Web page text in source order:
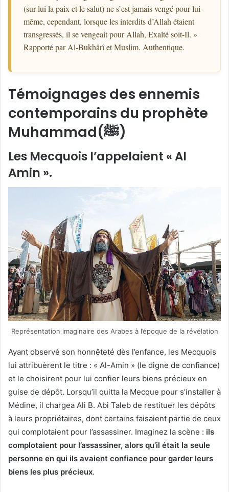
(sur lui la paix et le salut) ne s’est jamais vengé pour lui-
même, cependant, lorsque les interdits d’Allah étaient
transgressés, il se vengeait pour Allah, Exalté soit-Il. »
Rapporté par Al-Bukhârî et Muslim. Authentique.
Témoignages des ennemis
contemporains du prophète
Muhammad(ﷺ)
Les Mecquois l’appelaient « Al
Amin ».
Représentation imaginaire des Arabes à l’époque de la révélation
Ayant observé son honnêteté dès l’enfance, les Mecquois
lui attribuèrent le titre : « Al-Amin » (le digne de confiance)
et le choisirent pour lui confier leurs biens précieux en
guise de dépôt. Lorsqu’il quitta la Mecque pour s’installer à
Médine, il chargea Ali B. Abi Taleb de restituer les dépôts
à leurs propriétaires, dont certains faisaient partie de ceux
qui complotaient pour l’assassiner. Imaginez la scène : ils
complotaient pour l’assassiner, alors qu’il était la seule
personne en qui ils avaient confiance pour garder leurs
biens les plus précieux.